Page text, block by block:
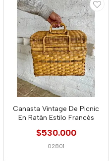
Canasta Vintage De Picnic
En Ratán Estilo Francés
$530.000
02801